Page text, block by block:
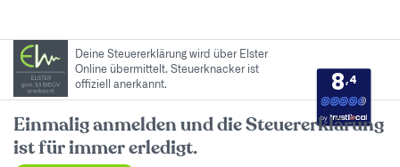
Deine Steuererklärung wird über Elster
Online übermittelt. Steuerknacker ist
offiziell anerkannt.
8,4
by
Einmalig anmelden und die Steuererklärung
ist für immer erledigt.